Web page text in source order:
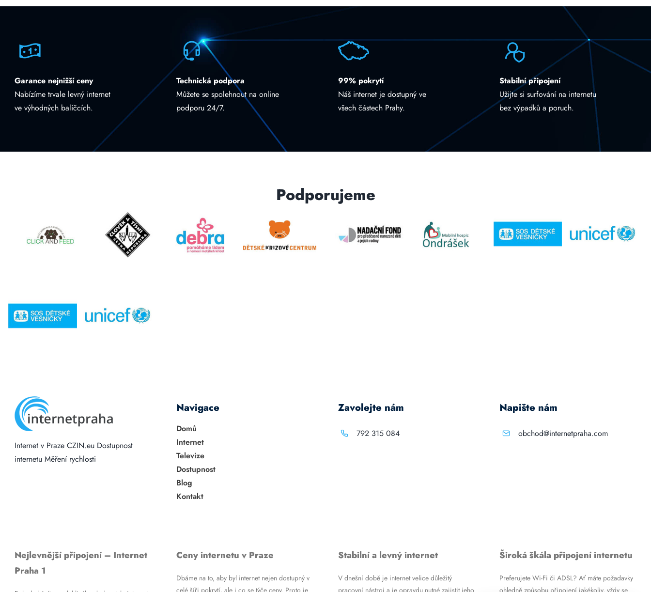
Garance nejnižší ceny
Nabízíme trvale levný internet
ve výhodných balíčcích.
Technická podpora
Můžete se spolehnout na online
podporu 24/7.
99% pokrytí
Náš internet je dostupný ve
všech částech Prahy.
Stabilní připojení
Užijte si surfování na internetu
bez výpadků a poruch.
Podporujeme
Internet v Praze CZIN.eu Dostupnost
internetu Měření rychlosti
Navigace
Domů
Internet
Televize
Dostupnost
Blog
Kontakt
Zavolejte nám
792 315 084
Napište nám
obchod@internetpraha.com
Nejlevnější připojení – Internet
Praha 1
Ceny internetu v Praze
Dbáme na to, aby byl internet nejen dostupný v
celé šíři pokrytí, ale i co se týče ceny. Proto je
Stabilní a levný internet
V dnešní době je internet velice důležitý
pracovní nástroj a je opravdu nutné zajistit jeho
Široká škála připojení internetu
Preferujete Wi-Fi či ADSL? Ať máte požadavky
ohledně způsobu připojení jakékoliv, vždy se